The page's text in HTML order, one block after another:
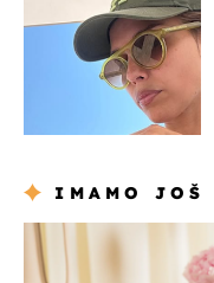
IMAMO JOŠ
moda & ljepota